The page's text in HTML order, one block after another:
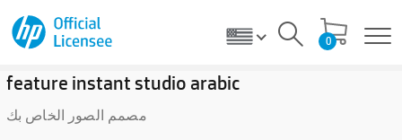
0
feature instant studio arabic
مصمم الصور الخاص بك